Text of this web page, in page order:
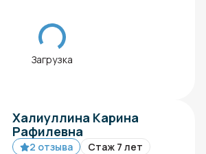
Загрузка
Халиуллина Карина
Рафилевна
2 отзыва
Стаж 7 лет